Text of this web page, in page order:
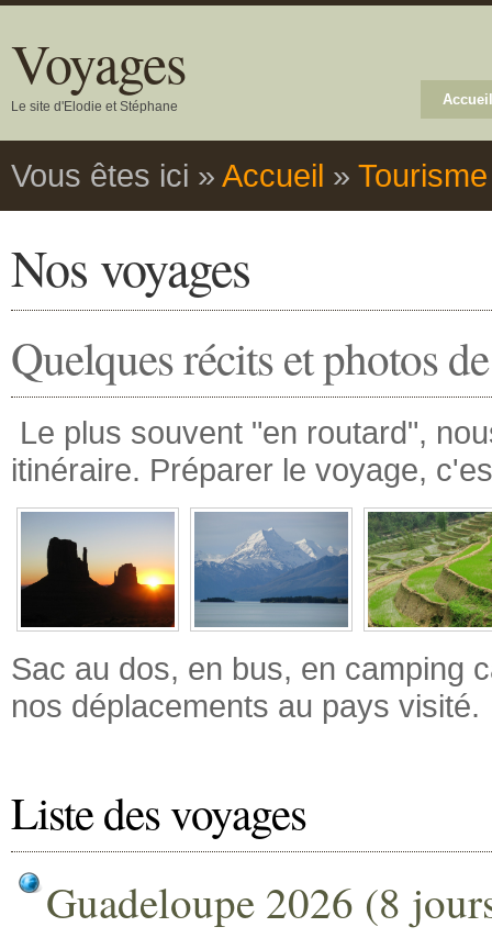
Voyages
Le site d'Elodie et Stéphane Accueil
Vous êtes ici » Accueil » Tourisme
Nos voyages
Quelques récits et photos
Le plus souvent "en routard",
itinéraire. Préparer le voyage,
Sac au dos, en bus, en camping
nos déplacements au pays visité.
Liste des voyages
Guadeloupe 2026 (8